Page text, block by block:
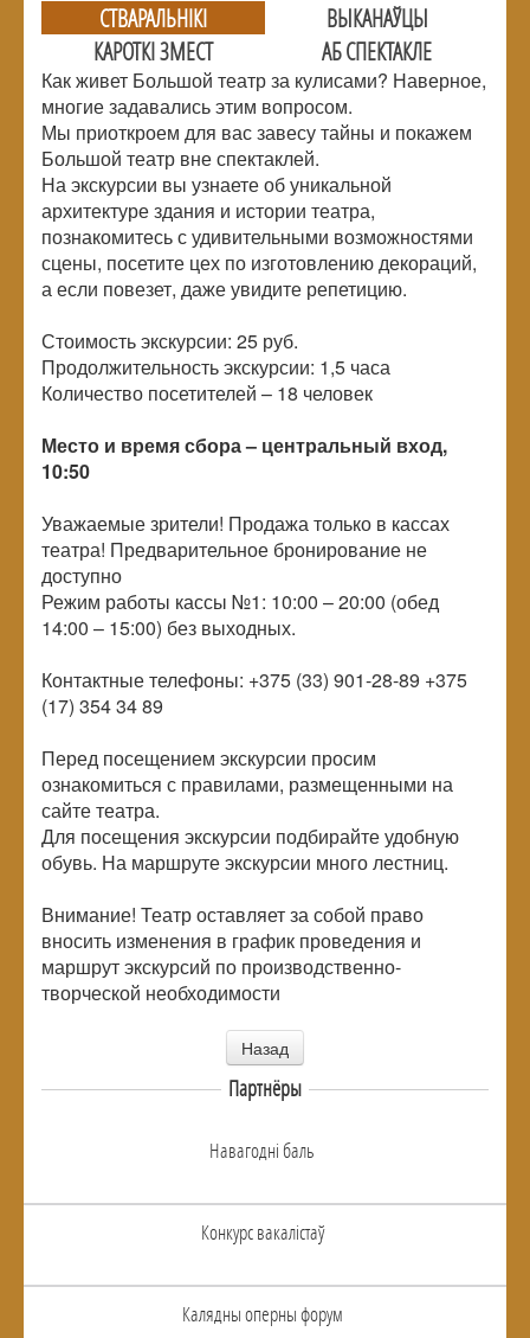
СТВАРАЛЬНIКI
ВЫКАНАЎЦЫ
КАРОТКІ ЗМЕСТ
АБ СПЕКТАКЛЕ
Как живет Большой театр за кулисами? Наверное,
многие задавались этим вопросом.
Мы приоткроем для вас завесу тайны и покажем
Большой театр вне спектаклей.
На экскурсии вы узнаете об уникальной
архитектуре здания и истории театра,
познакомитесь с удивительными возможностями
сцены, посетите цех по изготовлению декораций,
а если повезет, даже увидите репетицию.
Стоимость экскурсии: 25 руб.
Продолжительность экскурсии: 1,5 часа
Количество посетителей – 18 человек
Место и время сбора – центральный вход,
10:50
Уважаемые зрители! Продажа только в кассах
театра! Предварительное бронирование не
доступно
Режим работы кассы №1: 10:00 – 20:00 (обед
14:00 – 15:00) без выходных.
Контактные телефоны: +375 (33) 901-28-89 +375
(17) 354 34 89
Перед посещением экскурсии просим
ознакомиться с правилами, размещенными на
сайте театра.
Для посещения экскурсии подбирайте удобную
обувь. На маршруте экскурсии много лестниц.
Внимание! Театр оставляет за собой право
вносить изменения в график проведения и
маршрут экскурсий по производственно-
творческой необходимости
Назад
Партнёры
Навагоднi баль
Конкурс вакалiстаў
Калядны оперны форум